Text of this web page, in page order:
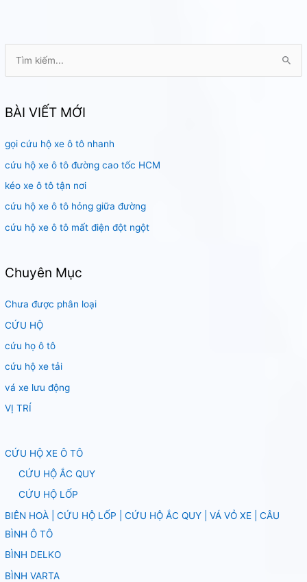
k
ế
m
:
BÀI VIẾT MỚI
gọi cứu hộ xe ô tô nhanh
cứu hộ xe ô tô đường cao tốc HCM
kéo xe ô tô tận nơi
cứu hộ xe ô tô hỏng giữa đường
cứu hộ xe ô tô mất điện đột ngột
Chuyên Mục
Chưa được phân loại
CỨU HỘ
cứu họ ô tô
cứu hộ xe tải
vá xe lưu động
VỊ TRÍ
CỨU HỘ XE Ô TÔ
CỨU HỘ ẮC QUY
CỨU HỘ LỐP
BIÊN HOÀ | CỨU HỘ LỐP | CỨU HỘ ẮC QUY | VÁ VỎ XE | CÂU
BÌNH Ô TÔ
BÌNH DELKO
BÌNH VARTA